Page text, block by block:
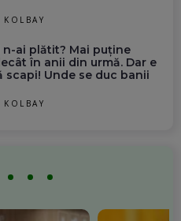
n-ai plătit? Mai puține
în anii din urmă. Dar e
scapi! Unde se duc banii